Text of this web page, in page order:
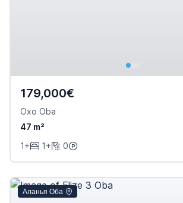
179,000€
Oxo Oba
47 m²
1+
1+ 0
Аланья Оба